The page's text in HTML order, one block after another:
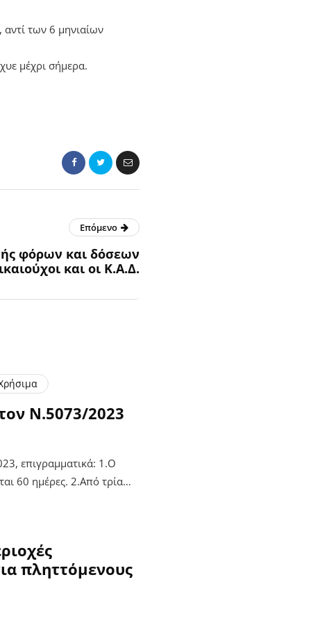
των 6 μηνιαίων
μέχρι σήμερα.
Επόμενο
φόρων και δόσεων
και οι Κ.Α.Δ.
Ν.5073/2023
επιγραμματικά: 1.Ο
60 ημέρες. 2.Από τρία…
πληττόμενους